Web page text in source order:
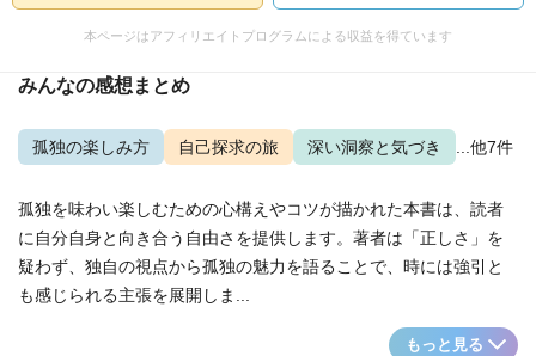
本ページはアフィリエイトプログラムによる収益を得ています
みんなの感想まとめ
孤独の楽しみ方 自己探求の旅 深い洞察と気づき ...他7件
孤独を味わい楽しむための心構えやコツが描かれた本書は、読者
に自分自身と向き合う自由さを提供します。著者は「正しさ」を
疑わず、独自の視点から孤独の魅力を語ることで、時には強引と
も感じられる主張を展開しま...
もっと見る